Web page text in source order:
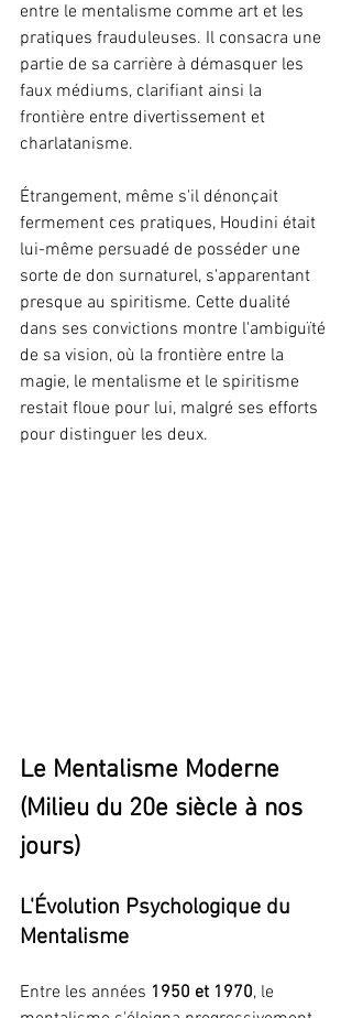
entre le mentalisme comme art et les
pratiques frauduleuses. Il consacra une
partie de sa carrière à démasquer les
faux médiums, clarifiant ainsi la
frontière entre divertissement et
charlatanisme.
Étrangement, même s'il dénonçait
fermement ces pratiques, Houdini était
lui-même persuadé de posséder une
sorte de don surnaturel, s'apparentant
presque au spiritisme. Cette dualité
dans ses convictions montre l'ambiguïté
de sa vision, où la frontière entre la
magie, le mentalisme et le spiritisme
restait floue pour lui, malgré ses efforts
pour distinguer les deux.
Le Mentalisme Moderne
(Milieu du 20e siècle à nos
jours)
L'Évolution Psychologique du
Mentalisme
Entre les années 1950 et 1970, le